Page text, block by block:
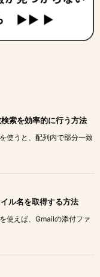
索を効率的に行う方法
使うと、配列内で部分一致
ル名を取得する方法
使えば、Gmailの添付ファ